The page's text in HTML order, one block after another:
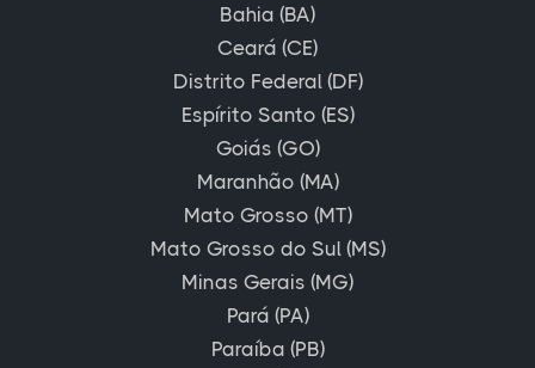
Bahia (BA)
Ceará (CE)
Distrito Federal (DF)
Espírito Santo (ES)
Goiás (GO)
Maranhão (MA)
Mato Grosso (MT)
Mato Grosso do Sul (MS)
Minas Gerais (MG)
Pará (PA)
Paraíba (PB)